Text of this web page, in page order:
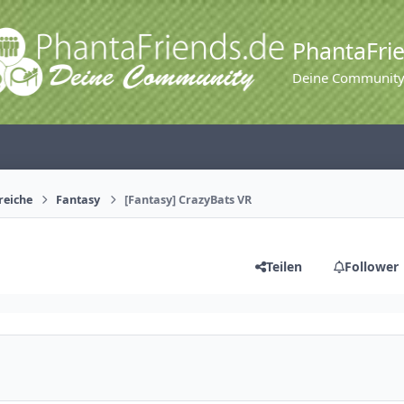
Deine
Fantasy [Fantasy] CrazyBats VR
Teilen Follower